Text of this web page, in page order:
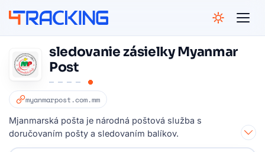
sledovanie zásielky Myanmar
Post
myanmarpost.com.mm
Mjanmarská pošta je národná poštová služba s
doručovaním pošty a sledovaním balíkov.